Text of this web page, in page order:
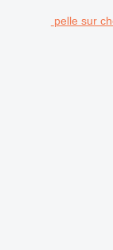
pelle sur